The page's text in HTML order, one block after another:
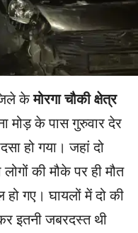
केमोरगा चौकी क्षेत्र
मोड़ के पास गुरुवार देर
हो गया। जहां दो
की मौके पर ही मौत
गए। घायलों में दो की
इतनी जबरदस्त थी